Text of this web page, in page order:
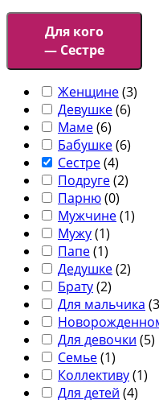
Для кого
— Сестре
Женщине(3)
Девушке(6)
Маме(6)
Бабушке(6)
Сестре(4)
Подруге(2)
Парню(0)
Мужчине(1)
Мужу(1)
Папе(1)
Дедушке(2)
Брату(2)
Для мальчика (3
Для девочки (5)
Семье(1)
Коллективу(1)
Для детей (4)